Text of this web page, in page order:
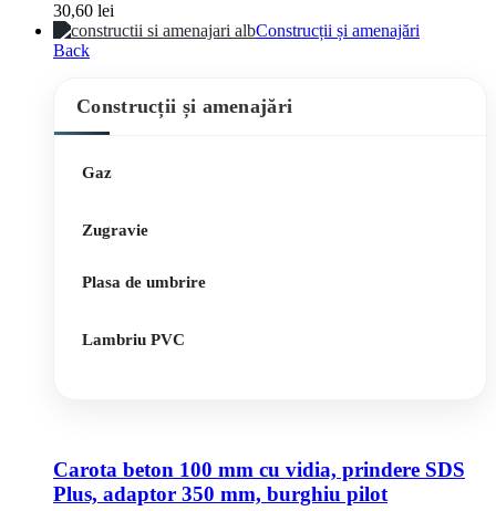
30,60 lei
Construcții și amenajări
Back
Construcții și amenajări
Gaz
Zugravie
Plasa de umbrire
Lambriu PVC
Carota beton 100 mm cu vidia, prindere SDS
Plus, adaptor 350 mm, burghiu pilot